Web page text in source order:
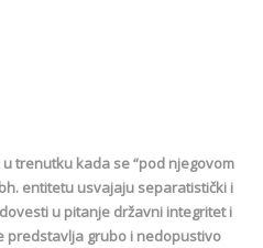
trenutku kada se “pod njegovom
entitetu usvajaju separatistički i
u pitanje državni integritet i
predstavlja grubo i nedopustivo